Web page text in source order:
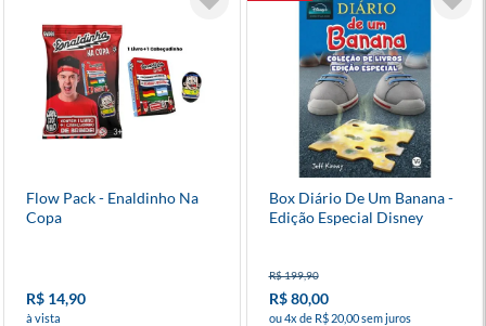
Flow Pack - Enaldinho Na
Copa
R$ 14,90
à vista
Box Diário De Um Banana -
Edição Especial Disney
R$ 199,90
R$ 80,00
ou 4x de R$ 20,00 sem juros